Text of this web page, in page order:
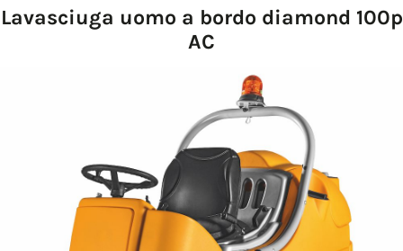
Lavasciuga uomo a bordo diamond 100p
AC
Cognome *